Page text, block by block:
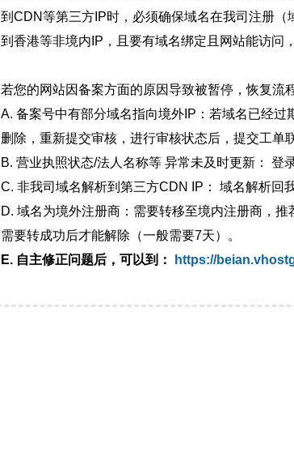
到CDN等第三方IP时，必须确保域名在我司注册
到香港等非境内IP，且要有域名绑定且网站能访问
若您的网站因备案方面的原因导致被暂停，恢复流
A. 备案号中有部分域名指向境外IP：若域名已经过
删除，重新提交审核，进行审核状态后，提交工单
B. 营业执照状态/法人名称等 异常未及时更新： 登
C. 非我司域名解析到第三方CDN IP： 域名解析回
D. 域名为境外注册商：需要转移至境内注册商，推
需要转成功后才能解除（一般需要7天）。
E. 自主修正问题后，可以到：
https://